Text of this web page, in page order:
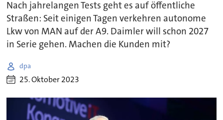
Nach jahrelangen Tests geht es auf öffentliche
Straßen: Seit einigen Tagen verkehren autonome
Lkw von MAN auf der A9. Daimler will schon 2027
in Serie gehen. Machen die Kunden mit?
dpa
25. Oktober 2023